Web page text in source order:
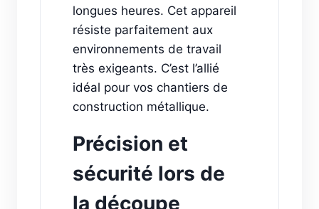
longues heures. Cet appareil
résiste parfaitement aux
environnements de travail
très exigeants. C’est l’allié
idéal pour vos chantiers de
construction métallique.
Précision et
sécurité lors de
la découpe